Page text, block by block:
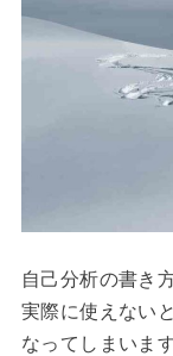
自己分析の書き
実際に使えない
なってしまいます